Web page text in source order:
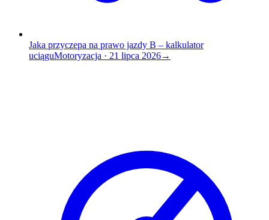
Jaka przyczepa na prawo jazdy B – kalkulator
uciąguMotoryzacja · 21 lipca 2026→